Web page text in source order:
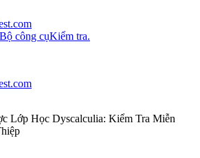
Bộ công cụKiểm tra.
Lớp Học Dyscalculia: Kiểm Tra Miễn